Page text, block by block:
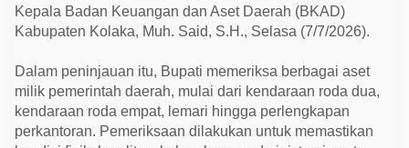
n
D
a
U
s
a
n
Kepala Badan Keuangan dan Aset Daerah (BKAD)
Kabupaten Kolaka, Muh. Said, S.H., Selasa (7/7/2026).
Dalam peninjauan itu, Bupati memeriksa berbagai aset
milik pemerintah daerah, mulai dari kendaraan roda dua,
kendaraan roda empat, lemari hingga perlengkapan
perkantoran. Pemeriksaan dilakukan untuk memastikan